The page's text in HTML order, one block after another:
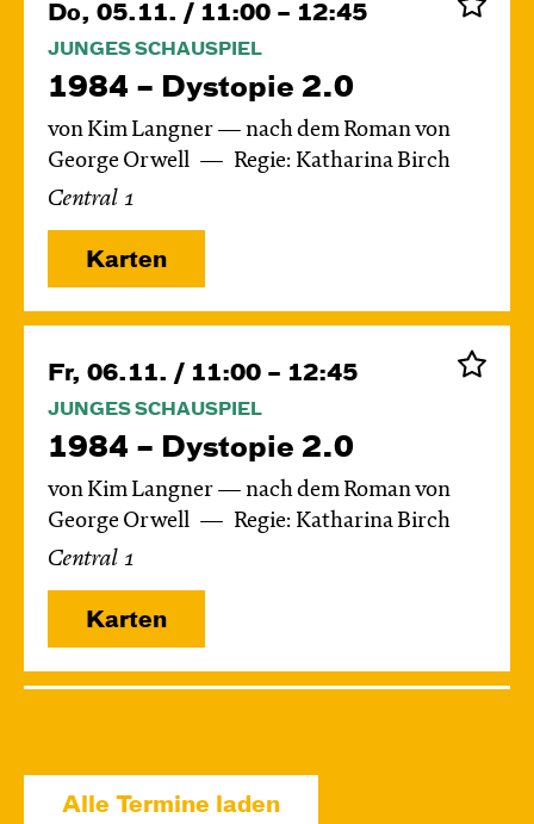
Do, 05.11. / 11:00 – 12:45
JUNGES SCHAUSPIEL
1984 – Dystopie 2.0
von Kim Langner — nach dem Roman von
George Orwell
Regie: Katharina Birch
Central 1
Karten
Fr, 06.11. / 11:00 – 12:45
JUNGES SCHAUSPIEL
1984 – Dystopie 2.0
von Kim Langner — nach dem Roman von
George Orwell
Regie: Katharina Birch
Central 1
Karten
Das grüne König­reich
Alle Termine laden